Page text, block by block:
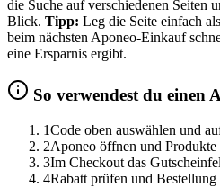
die Suche auf verschiedenen Seiten
Blick. Tipp: Leg die Seite einfach
beim nächsten Aponeo-Einkauf
eine Ersparnis ergibt.
So verwendest du einen
1Code oben auswählen und
2Aponeo öffnen und
3Im Checkout das
4Rabatt prüfen und Bestellung